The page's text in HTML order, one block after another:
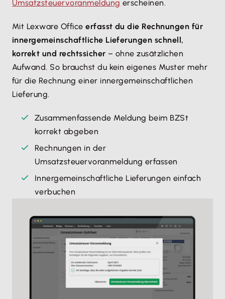
Umsatzsteuervoranmeldung erscheinen.
Mit Lexware Officeerfasst du die Rechnungen für
innergemeinschaftliche Lieferungen schnell,
korrekt und rechtssicher – ohne zusätzlichen
Aufwand. So brauchst du kein eigenes Muster mehr
für die Rechnung einer innergemeinschaftlichen
Lieferung.
Zusammenfassende Meldung beim BZSt
korrekt abgeben
Rechnungen in der
Umsatzsteuervoranmeldung erfassen
Innergemeinschaftliche Lieferungen einfach
verbuchen